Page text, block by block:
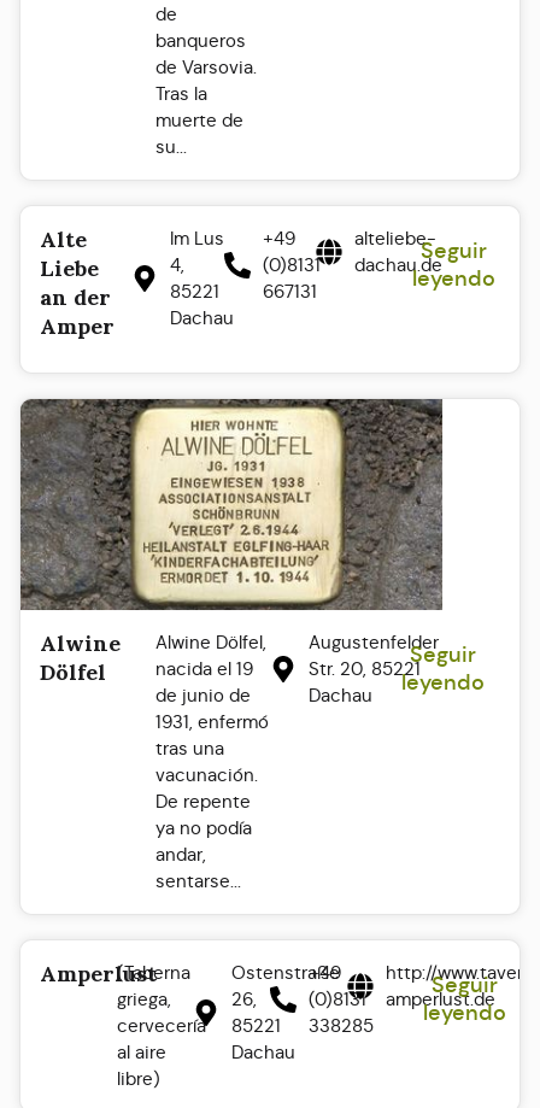
de
banqueros
de Varsovia.
Tras la
muerte de
su...
Alte
Liebe
an der
Amper
Im Lus
4,
85221
Dachau
+49
(0)8131
667131
alteliebe-
dachau.de
Seguir
leyendo
Alwine
Dölfel
Alwine Dölfel,
nacida el 19
de junio de
1931, enfermó
tras una
vacunación.
De repente
ya no podía
andar,
sentarse...
Augustenfelder
Str. 20, 85221
Dachau
Seguir
leyendo
Amperlust
(Taberna
griega,
cervecería
al aire
libre)
Ostenstraße
26,
85221
Dachau
+49
(0)8131
338285
http://
amperlust.de
Seguir
leyendo